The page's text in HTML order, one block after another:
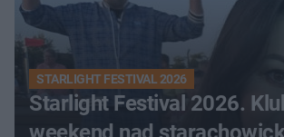
STARLIGHT FESTIVAL 2026
Starlight Festival 2026.